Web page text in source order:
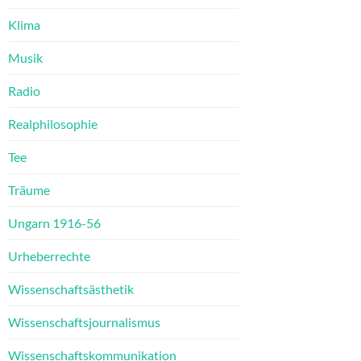
Klima
Musik
Radio
Realphilosophie
Tee
Träume
Ungarn 1916-56
Urheberrechte
Wissenschaftsästhetik
Wissenschaftsjournalismus
Wissenschaftskommunikation